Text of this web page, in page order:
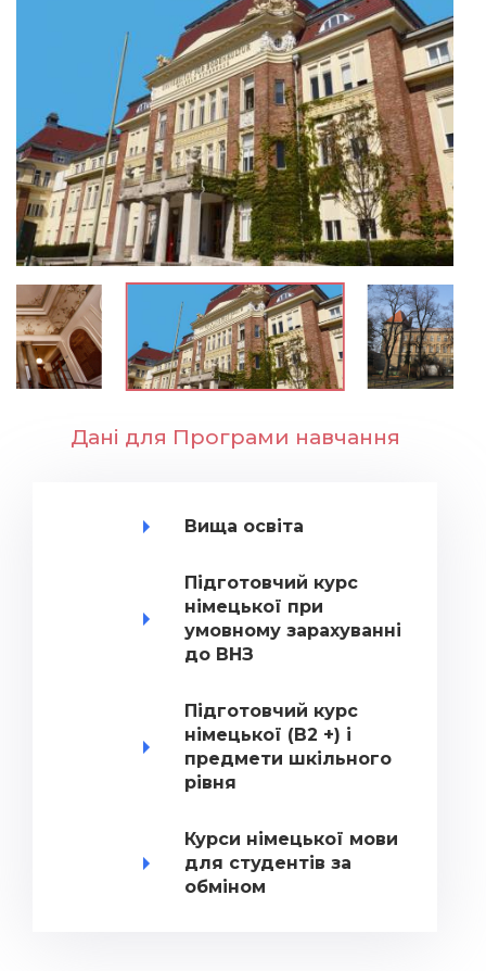
Дані для Програми навчання
Вища освіта
Підготовчий курс
німецької при
умовному зарахуванні
до ВНЗ
Підготовчий курс
німецької (В2 +) і
предмети шкільного
рівня
Курси німецької мови
для студентів за
обміном